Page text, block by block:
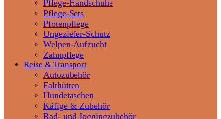
Pflege-Handschuhe
Pflege-Sets
Pfotenpflege
Ungeziefer-Schutz
Welpen-Aufzucht
Zahnpflege
Reise & Transport
Autozubehör
Falthütten
Hundetaschen
Käfige & Zubehör
Rad- und Joggingzubehör